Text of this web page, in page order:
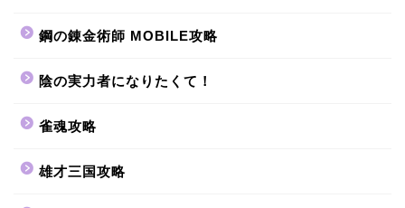
鋼の錬金術師 MOBILE攻略
陰の実力者になりたくて！
雀魂攻略
雄才三国攻略